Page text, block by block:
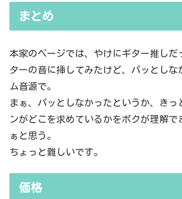
まとめ
本家のページでは、やけにギター推しだ
ターの音に挿してみたけど、パッとしな
ム音源で。
まぁ、パッとしなかったというか、きっ
ンがどこを求めているかをボクが理解で
ぁと思う。
ちょっと難しいです。
価格